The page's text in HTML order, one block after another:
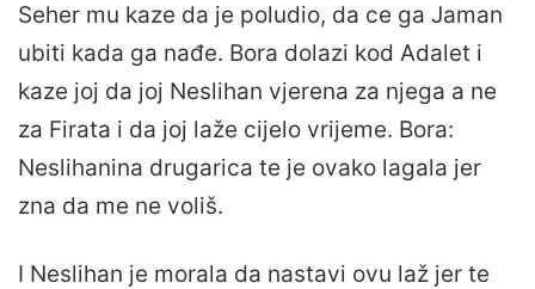
Seher mu kaze da je poludio, da ce ga Jaman
ubiti kada ga nađe. Bora dolazi kod Adalet i
kaze joj da joj Neslihan vjerena za njega a ne
za Firata i da joj laže cijelo vrijeme. Bora:
Neslihanina drugarica te je ovako lagala jer
zna da me ne voliš.
I Neslihan je morala da nastavi ovu laž jer te